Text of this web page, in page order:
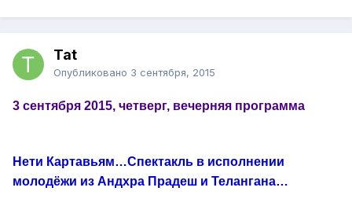
Tat
Опубликовано 3 сентября, 2015
3 сентября 2015, четверг, вечерняя программа
Нети Картавьям…Спектакль в исполнении
молодёжи из Андхра Прадеш и Телангана…